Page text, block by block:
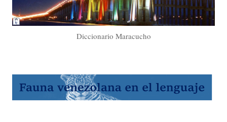
Diccionario Maracucho